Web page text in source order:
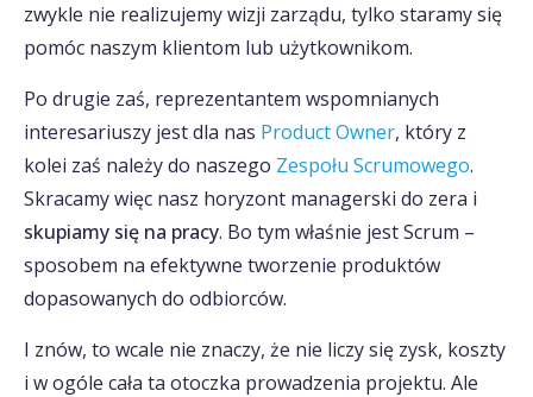
zwykle nie realizujemy wizji zarządu, tylko staramy się
pomóc naszym klientom lub użytkownikom.
Po drugie zaś, reprezentantem wspomnianych
interesariuszy jest dla nas Product Owner, który z
kolei zaś należy do naszego Zespołu Scrumowego.
Skracamy więc nasz horyzont managerski do zera i
skupiamy się na pracy. Bo tym właśnie jest Scrum –
sposobem na efektywne tworzenie produktów
dopasowanych do odbiorców.
I znów, to wcale nie znaczy, że nie liczy się zysk, koszty
i w ogóle cała ta otoczka prowadzenia projektu. Ale